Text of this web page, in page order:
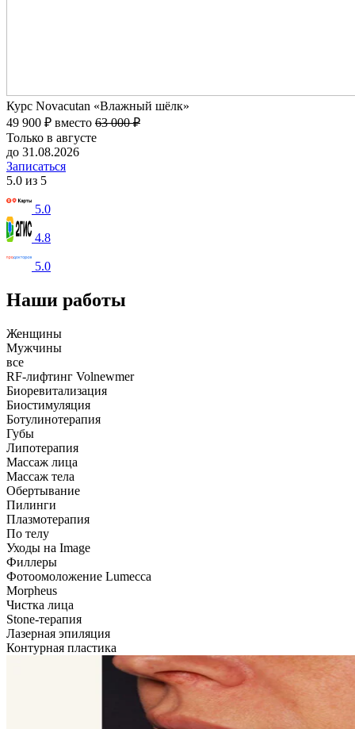
Курс Novacutan «Влажный шёлк»
49 900 ₽ вместо 63 000 ₽
Только в августе
до 31.08.2026
Записаться
5.0 из 5
5.0
4.8
5.0
Наши работы
Женщины
Мужчины
все
RF-лифтинг Volnewmer
Биоревитализация
Биостимуляция
Ботулинотерапия
Губы
Липотерапия
Массаж лица
Массаж тела
Обертывание
Пилинги
Плазмотерапия
По телу
Уходы на Image
Филлеры
Фотоомоложение Lumecca
Morpheus
Чистка лица
Stone-терапия
Лазерная эпиляция
Контурная пластика